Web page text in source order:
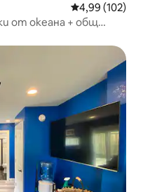
Средна
4,99 (102)
от океана + общ